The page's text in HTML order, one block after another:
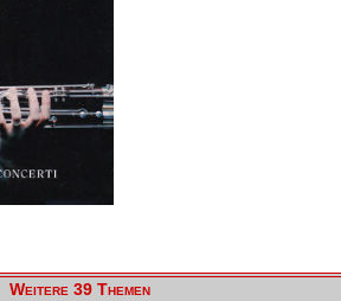
Weitere 39 Themen